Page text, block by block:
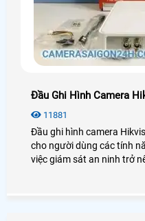
Đầu Ghi Hình Camera
11881
Đầu ghi hình camera
cho người dùng các tính
việc giám sát an ninh trở